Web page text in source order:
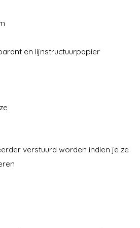
en lijnstructuurpapier
verstuurd worden indien je ze